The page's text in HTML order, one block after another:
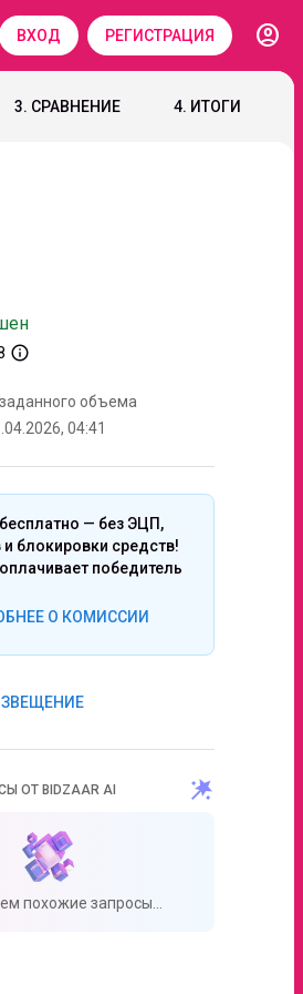
ВХОД РЕГИСТРАЦИЯ
account_circle
3. СРАВНЕНИЕ 4. ИТОГИ
info_outline
объема
04:41
— без ЭЦП,
и блокировки средств!
победитель
О КОМИССИИ
ОТ BIDZAAR AI
похожие запросы...